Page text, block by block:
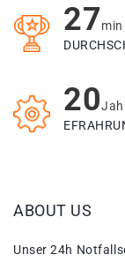
27min
20
ABOUT US
Unser 24h